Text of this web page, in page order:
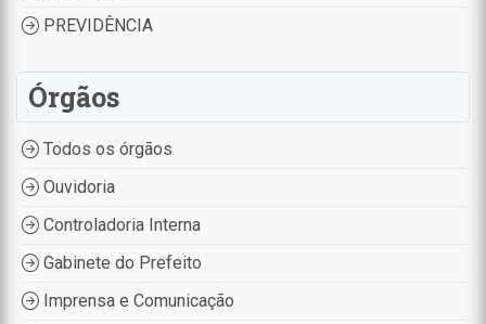
PREVIDÊNCIA
Órgãos
Todos os órgãos
Ouvidoria
Controladoria Interna
Gabinete do Prefeito
Imprensa e Comunicação